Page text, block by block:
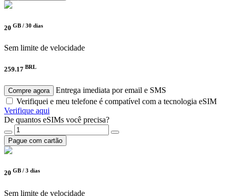
20 GB / 30 dias
Sem limite de velocidade
259.17 BRL
Compre agora
Entrega imediata por email e SMS
Verifiquei e meu telefone é compatível com a tecnologia eSIM
Verifique aqui
De quantos eSIMs você precisa?
Pague com cartão
20 GB / 3 dias
Sem limite de velocidade